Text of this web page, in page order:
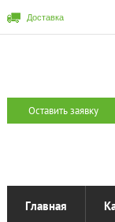
Доставка
Оставить заявку
Главная